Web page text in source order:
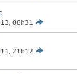
08h31
21h12